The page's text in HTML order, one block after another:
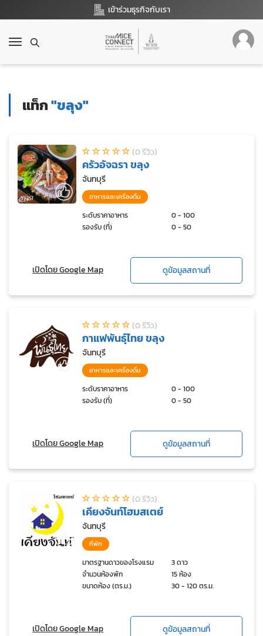
เข้าร่วมธุรกิจกับเรา
T
g
v
g
a
แท็ก"ขลุง"
(0 รีวิว)
ครัวอัจฉรา ขลุง
จันทบุรี
อาหารและเครื่องดื่ม
ระดับราคาอาหาร
0 - 100
รองรับ (ที่)
0 - 50
เปิดโดย Google Map ดูข้อมูลสถานที่
(0 รีวิว)
กาแฟพันธุ์ไทย ขลุง
จันทบุรี
อาหารและเครื่องดื่ม
ระดับราคาอาหาร
0 - 100
รองรับ (ที่)
0 - 50
เปิดโดย Google Map ดูข้อมูลสถานที่
(0 รีวิว)
เคียงจันท์โฮมสเตย์
จันทบุรี
ที่พัก
มาตรฐานดาวของโรงแรม
3 ดาว
จำนวนห้องพัก
15 ห้อง
ขนาดห้อง (ตร.ม.)
30 - 120 ตร.ม.
เปิดโดย Google Map ดูข้อมูลสถานที่